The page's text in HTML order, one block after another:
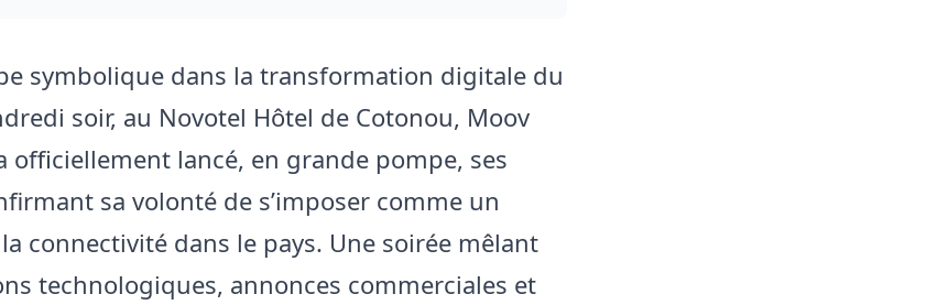
symbolique dans la transformation digitale du
soir, au Novotel Hôtel de Cotonou, Moov
officiellement lancé, en grande pompe, ses
sa volonté de s’imposer comme un
connectivité dans le pays. Une soirée mêlant
technologiques, annonces commerciales et